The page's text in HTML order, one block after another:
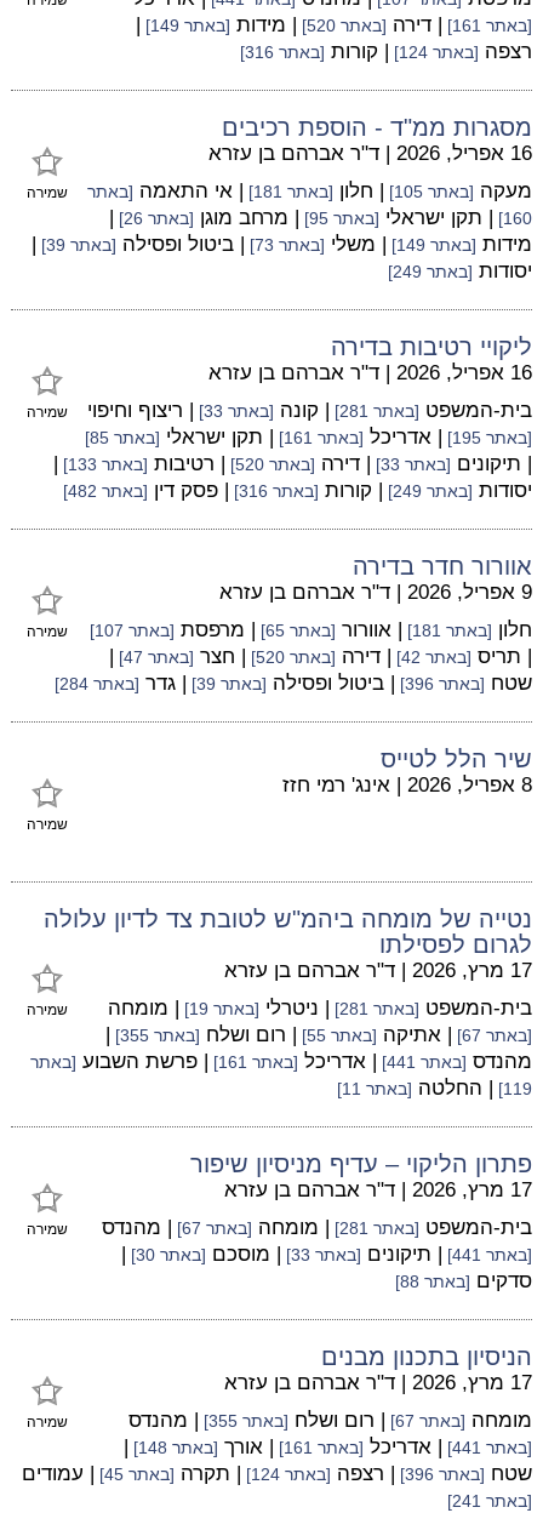
[באתר 161] | דירה [באתר 520] | מידות [באתר 149]
|
רצפה [באתר 124] | קורות [באתר 316]
מסגרות ממ"ד - הוספת רכיבים
שמירה
16 אפריל, 2026 | ד"ר אברהם בן עזרא
מעקה [באתר 105] | חלון [באתר 181] | אי התאמה [באתר
160]
| תקן ישראלי [באתר 95] | מרחב מוגן [באתר 26]
|
מידות [באתר 149] | משלי [באתר 73] | ביטול ופסילה [באתר 39]
|
יסודות [באתר 249]
ליקויי רטיבות בדירה
שמירה
16 אפריל, 2026 | ד"ר אברהם בן עזרא
בית-המשפט [באתר 281] | קונה [באתר 33] | ריצוף וחיפוי
[באתר 195] | אדריכל [באתר 161] | תקן ישראלי [באתר 85]
| תיקונים [באתר 33] | דירה [באתר 520] | רטיבות [באתר 133]
|
יסודות [באתר 249] | קורות [באתר 316] | פסק דין [באתר 482]
אוורור חדר בדירה
שמירה
9 אפריל, 2026 | ד"ר אברהם בן עזרא
חלון [באתר 181] | אוורור [באתר 65] | מרפסת [באתר 107]
| תריס [באתר 42] | דירה [באתר 520] | חצר [באתר 47]
|
שטח [באתר 396] | ביטול ופסילה [באתר 39] | גדר [באתר 284]
שיר הלל לטייס
שמירה
8 אפריל, 2026 | אינג' רמי חזז
נטייה של מומחה ביהמ"ש לטובת צד לדיון עלולה
לגרום לפסילתו
שמירה
17 מרץ, 2026 | ד"ר אברהם בן עזרא
בית-המשפט [באתר 281] | ניטרלי [באתר 19] | מומחה
[באתר 67] | אתיקה [באתר 55] | רום ושלח [באתר 355]
|
מהנדס [באתר 441] | אדריכל [באתר 161] | פרשת השבוע [באתר
119]
| החלטה [באתר 11]
פתרון הליקוי – עדיף מניסיון שיפור
שמירה
17 מרץ, 2026 | ד"ר אברהם בן עזרא
בית-המשפט [באתר 281] | מומחה [באתר 67] | מהנדס
[באתר 441] | תיקונים [באתר 33] | מוסכם [באתר 30]
|
סדקים [באתר 88]
הניסיון בתכנון מבנים
שמירה
17 מרץ, 2026 | ד"ר אברהם בן עזרא
מומחה [באתר 67] | רום ושלח [באתר 355] | מהנדס
[באתר 441] | אדריכל [באתר 161] | אורך [באתר 148]
|
שטח [באתר 396] | רצפה [באתר 124] | תקרה [באתר 45] | עמודים
[באתר 241]